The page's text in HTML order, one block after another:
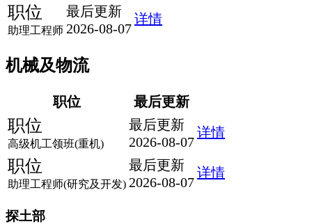
职位
助理工程师
最后更新
2026-08-07
详情
机械及物流
职位 最后更新
职位
高级机工领班(重机)
最后更新
2026-08-07
详情
职位
助理工程师(研究及开发)
最后更新
2026-08-07
详情
探土部